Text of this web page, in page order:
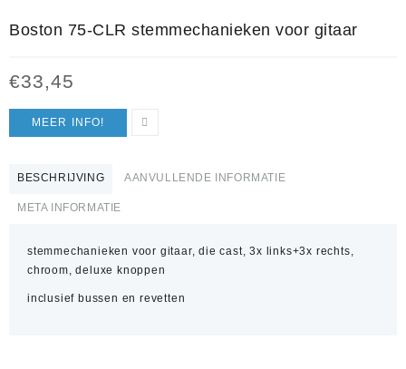
Boston 75-CLR stemmechanieken voor gitaar
€33,45
MEER INFO!
BESCHRIJVING AANVULLENDE INFORMATIE
META INFORMATIE
stemmechanieken voor gitaar, die cast, 3x links+3x rechts,
chroom, deluxe knoppen
inclusief bussen en revetten